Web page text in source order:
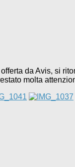
da Avis, si
molta